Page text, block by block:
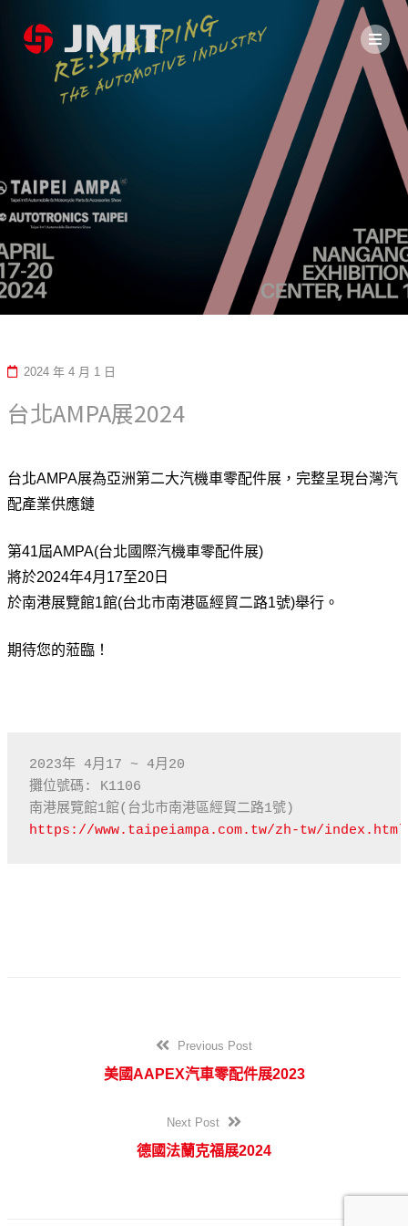
2024 年 4 月 1 日
台北AMPA展2024
台北AMPA展為亞洲第⼆⼤汽機⾞零配件展，完整呈現台灣汽
配產業供應鏈
第41屆AMPA(台北國際汽機車零配件展)
將於2024年4月17至20日
於南港展覽館1館(台北市南港區經貿二路1號)舉行。
期待您的蒞臨！
2023年 4月17 ~ 4月20
攤位號碼: K1106
Previous Post
美國AAPEX汽車零配件展2023
Next Post
德國法蘭克福展2024